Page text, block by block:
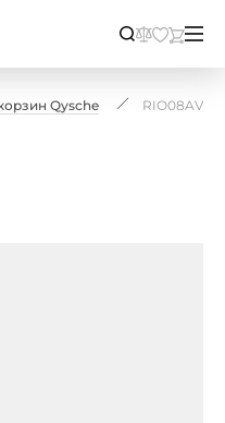
Qysche RIO08AV